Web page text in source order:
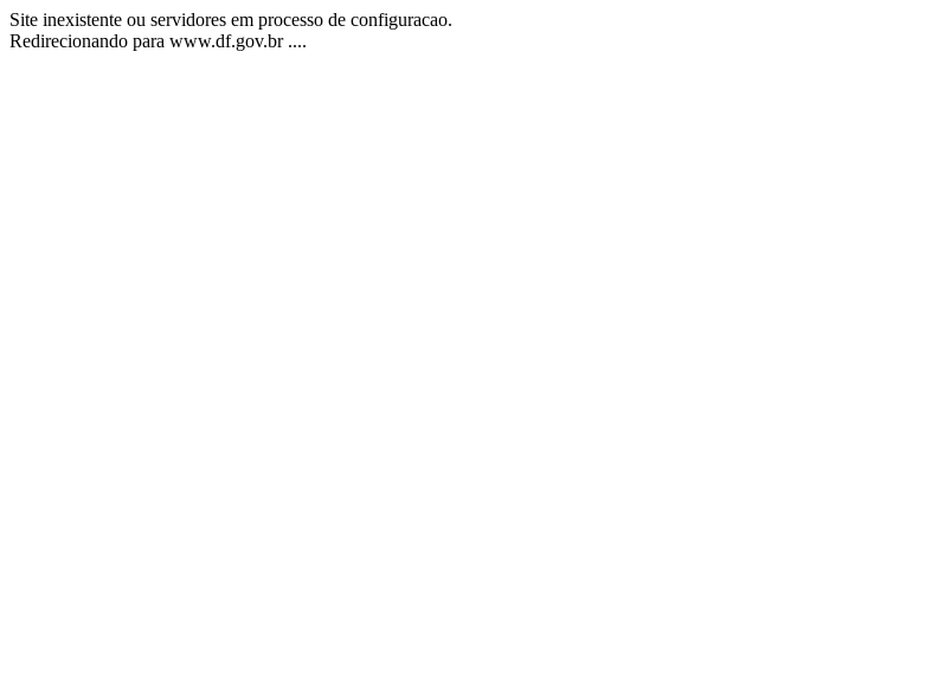
Site inexistente ou servidores em processo de configuracao.
Redirecionando para www.df.gov.br ....